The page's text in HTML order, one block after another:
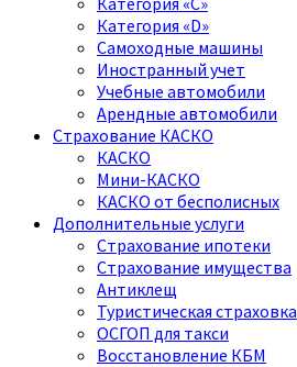
Категория «D»
Самоходные машины
Иностранный учет
Учебные автомобили
Арендные автомобили
Страхование КАСКО
КАСКО
Мини-КАСКО
КАСКО от бесполисных
Дополнительные услуги
Страхование ипотеки
Страхование имущества
Антиклещ
Туристическая страховка
ОСГОП для такси
Восстановление КБМ